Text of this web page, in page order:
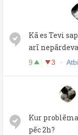
Kā es Tevi
arī
9 3
Kur
pēc 2h?